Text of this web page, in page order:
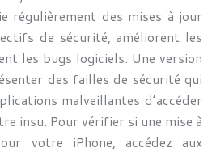
régulièrement des mises à jour
de sécurité, améliorent les
les bugs logiciels. Une version
des failles de sécurité qui
malveillantes d’accéder
insu. Pour vérifier si une mise à
votre iPhone, accédez aux